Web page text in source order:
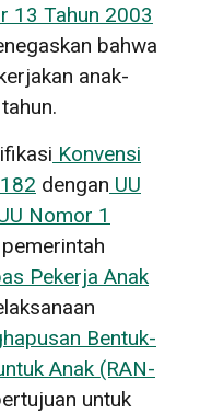
13 Tahun 2003
bahwa
anak-
Konvensi
dengan UU
Nomor 1
Pekerja Anak
Bentuk-
Anak (RAN-
untuk